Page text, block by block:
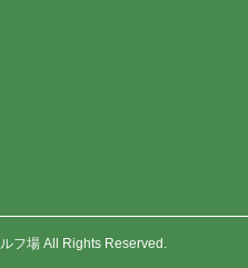
フ場All Rights Reserved.